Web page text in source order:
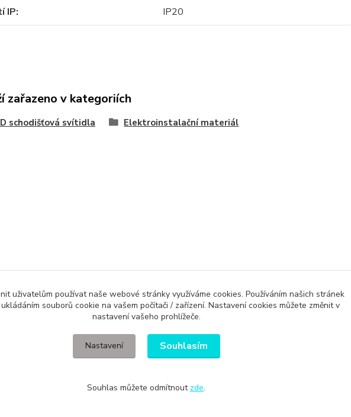
IP
IP20
zařazeno v kategoriích
schodišťová svítidla Elektroinstalační materiál
Evidence Tržeb
účtenku. Zároveň je povinen zaevidovat přijatou tržbu u správce daně online; v případě
uživatelům používat naše webové stránky využíváme cookies. Používáním našich stránek
souborů cookie na vašem počítači / zařízení. Nastavení cookies můžete změnit v
nastavení vašeho prohlížeče.
Nastavení Souhlasím
Souhlas můžete odmítnout zde.